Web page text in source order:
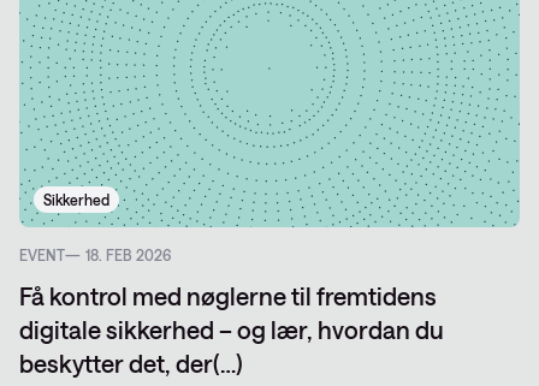
Sikkerhed
EVENT 18. FEB 2026
Få kontrol med nøglerne til fremtidens
digitale sikkerhed – og lær, hvordan du
beskytter det, der(…)